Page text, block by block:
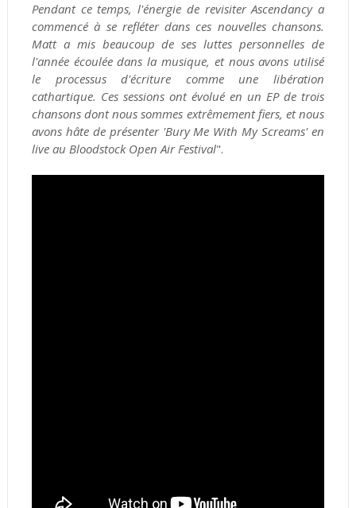
Pendant ce temps, l'énergie de revisiter Ascendancy a
commencé à se refléter dans ces nouvelles chansons.
Matt a mis beaucoup de ses luttes personnelles de
l'année écoulée dans la musique, et nous avons utilisé
le processus d'écriture comme une libération
cathartique. Ces sessions ont évolué en un EP de trois
chansons dont nous sommes extrêmement fiers, et nous
avons hâte de présenter 'Bury Me With My Screams' en
live au Bloodstock Open Air Festival".